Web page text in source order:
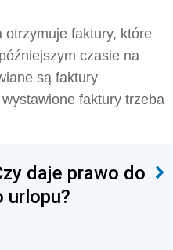
otrzymuje faktury, które
czasie na
są faktury
faktury trzeba
daje prawo do
urlopu?